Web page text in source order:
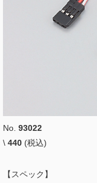
No. 93022
\ 440 (税込)
【スペック】